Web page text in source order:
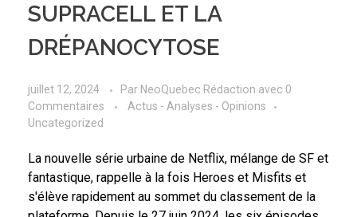
SUPRACELL ET LA
DRÉPANOCYTOSE
juillet 12, 2024 Par NeoQuebec Rédaction avec 0
Commentaires
Actus - Analyses - Opinions
Uncategorized
La nouvelle série urbaine de Netflix, mélange de SF et
fantastique, rappelle à la fois Heroes et Misfits et
s'élève rapidement au sommet du classement de la